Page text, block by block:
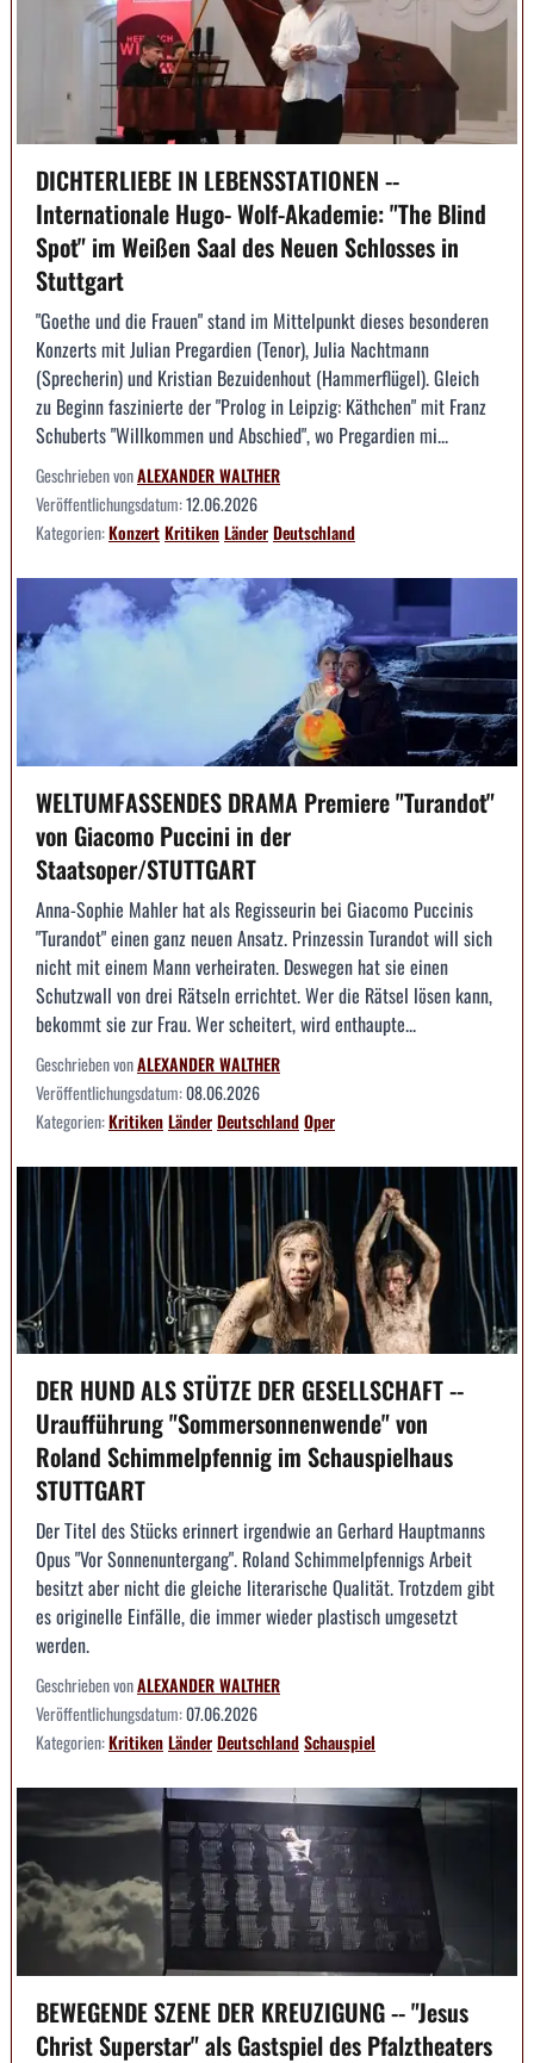
DICHTERLIEBE IN LEBENSSTATIONEN --
Internationale Hugo- Wolf-Akademie: "The Blind
Spot" im Weißen Saal des Neuen Schlosses in
Stuttgart
"Goethe und die Frauen" stand im Mittelpunkt dieses besonderen
Konzerts mit Julian Pregardien (Tenor), Julia Nachtmann
(Sprecherin) und Kristian Bezuidenhout (Hammerflügel). Gleich
zu Beginn faszinierte der "Prolog in Leipzig: Käthchen" mit Franz
Schuberts "Willkommen und Abschied", wo Pregardien mi...
Geschrieben vonALEXANDER WALTHER
Veröffentlichungsdatum:12.06.2026
Kategorien:KonzertKritikenLänderDeutschland
WELTUMFASSENDES DRAMA Premiere "Turandot"
von Giacomo Puccini in der
Staatsoper/STUTTGART
Anna-Sophie Mahler hat als Regisseurin bei Giacomo Puccinis
"Turandot" einen ganz neuen Ansatz. Prinzessin Turandot will sich
nicht mit einem Mann verheiraten. Deswegen hat sie einen
Schutzwall von drei Rätseln errichtet. Wer die Rätsel lösen kann,
bekommt sie zur Frau. Wer scheitert, wird enthaupte...
Geschrieben vonALEXANDER WALTHER
Veröffentlichungsdatum:08.06.2026
Kategorien:KritikenLänderDeutschlandOper
DER HUND ALS STÜTZE DER GESELLSCHAFT --
Uraufführung "Sommersonnenwende" von
Roland Schimmelpfennig im Schauspielhaus
STUTTGART
Der Titel des Stücks erinnert irgendwie an Gerhard Hauptmanns
Opus "Vor Sonnenuntergang". Roland Schimmelpfennigs Arbeit
besitzt aber nicht die gleiche literarische Qualität. Trotzdem gibt
es originelle Einfälle, die immer wieder plastisch umgesetzt
werden.
Geschrieben vonALEXANDER WALTHER
Veröffentlichungsdatum:07.06.2026
Kategorien:KritikenLänderDeutschlandSchauspiel
BEWEGENDE SZENE DER KREUZIGUNG -- "Jesus
Christ Superstar" als Gastspiel des Pfalztheaters